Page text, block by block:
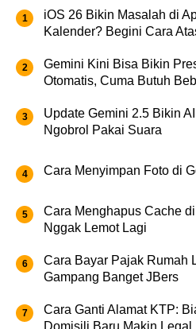
iOS 26 Bikin Masalah di
Kalender? Begini Cara
Gemini Kini Bisa Bikin
Otomatis, Cuma Butuh
Update Gemini 2.5 Bikin
Ngobrol Pakai Suara
Cara Menyimpan Foto di
Cara Menghapus Cache
Nggak Lemot Lagi
Cara Bayar Pajak Rumah
Gampang Banget JBers
Cara Ganti Alamat KTP:
Domisili Baru Makin Legal